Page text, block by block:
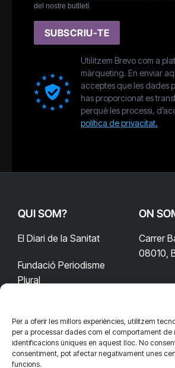
Per a oferir les millors experiències, utilitzem
per a processar dades com el comportament de
identificacions úniques en aquest lloc. No
consentiment, pot afectar negativament unes
funcions.
del nostre butlletí.
SUBSCRIU-TE
Utilitzem Brevo com a
màrqueting. En enviar
acceptes que les dades
has proporcionat es
perquè les processi,
política de privacitat.
QUI SOM?
El Diari de la Sanitat
Fundació Periodisme
Plural
ON
Carrer
08010,
CONTACTA'NS
redaccio@diarisanitat.cat